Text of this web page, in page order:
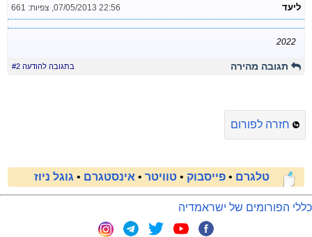
ליעד 07/05/2013 22:56
, צפיות: 661
2022
תגובה מהירה בתגובה להודעה #2
חזרה לפורום
טלגרם • פייסבוק • טוויטר • אינסטגרם • גוגל ניוז
כללי הפורומים של ישראמדיה